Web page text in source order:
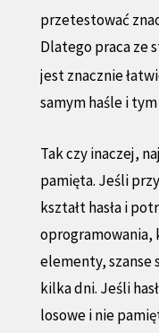
przetestować
Dlatego praca ze
jest znacznie
samym haśle i
Tak czy inaczej,
pamięta. Jeśli
kształt hasła i
oprogramowania,
elementy, szanse
kilka dni. Jeśli
losowe i nie